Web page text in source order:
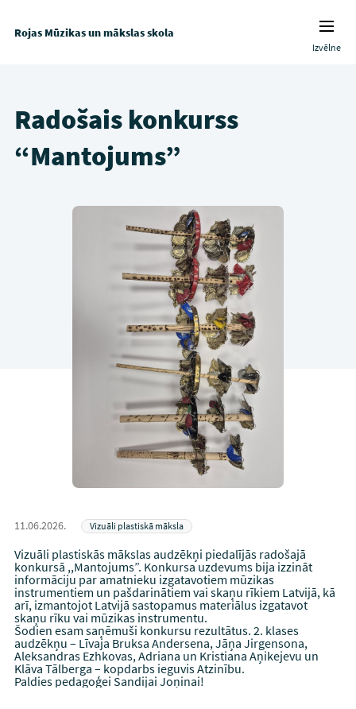
Rojas Mūzikas un mākslas skola
Izvēlne
Radošais konkurss
“Mantojums”
11.06.2026. Vizuāli plastiskā māksla
Vizuāli plastiskās mākslas audzēkņi piedalījās radošajā
konkursā ,,Mantojums”. Konkursa uzdevums bija izzināt
informāciju par amatnieku izgatavotiem mūzikas
instrumentiem un pašdarinātiem vai skaņu rīkiem Latvijā, kā
arī, izmantojot Latvijā sastopamus materiālus izgatavot
skaņu rīku vai mūzikas instrumentu.
Šodien esam saņēmuši konkursu rezultātus. 2. klases
audzēkņu – Līvaja Bruksa Andersena, Jāņa Jirgensona,
Aleksandras Ezhkovas, Adriana un Kristiana Aņikejevu un
Klāva Tālberga – kopdarbs ieguvis Atzinību.
Paldies pedagoģei Sandijai Joņinai!